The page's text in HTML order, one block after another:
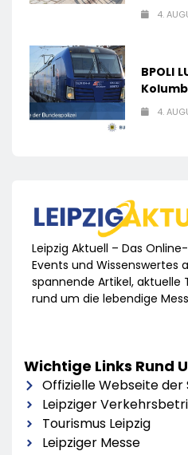
4.
BPOLI
4.
Leipzig Aktuell – Das
Events und Wissenswertes
spannende Artikel, aktuelle
rund um die lebendige
Wichtige Links Rund
Offizielle Webseite der
Leipziger
Tourismus Leipzig
Leipziger Messe